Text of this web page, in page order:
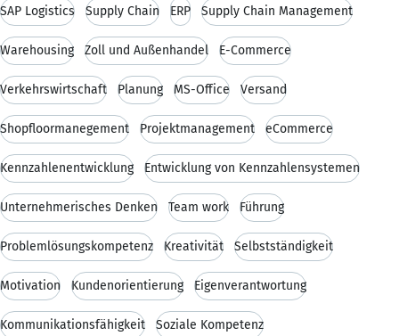
SAP Logistics Supply Chain ERP Supply Chain Management
Warehousing Zoll und Außenhandel E-Commerce
Verkehrswirtschaft Planung MS-Office Versand
Shopfloormanegement Projektmanagement eCommerce
Kennzahlenentwicklung Entwicklung von Kennzahlensystemen
Unternehmerisches Denken Team work Führung
Problemlösungskompetenz Kreativität Selbstständigkeit
Motivation Kundenorientierung Eigenverantwortung
Kommunikationsfähigkeit Soziale Kompetenz